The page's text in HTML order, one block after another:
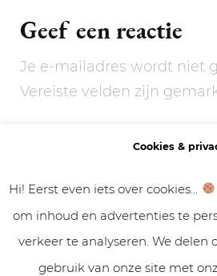
Geef een reactie
Je e-mailadres wordt niet
Vereiste velden zijn
Cookies &
Hi! Eerst even iets over cookies...
om inhoud en advertenties te
verkeer te analyseren. We delen
gebruik van onze site met